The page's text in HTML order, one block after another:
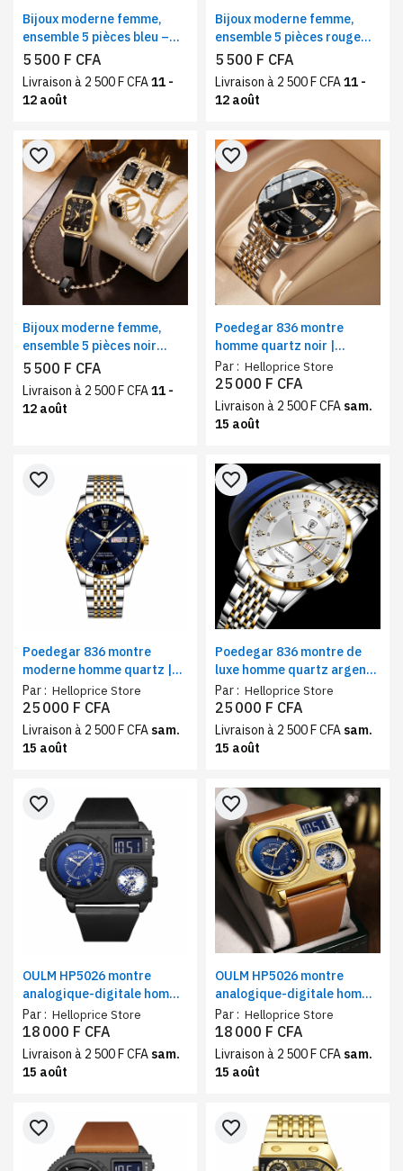
Bijoux moderne femme,
ensemble 5 pièces bleu –
montre à quartz, bracelet,
collier, boucles d’oreilles et
bague
5 500 F CFA
Livraison à 2 500 F CFA11 -
12 août
Bijoux moderne femme,
ensemble 5 pièces rouge
classique – montre à
quartz, bague, chaine,
boucles d’oreilles et
bracelet
5 500 F CFA
Livraison à 2 500 F CFA11 -
12 août
Bijoux moderne femme,
ensemble 5 pièces noir
élégant – montre à quartz,
bague, boucles d’oreilles,
chaine et bracelet
favorite_border
5 500 F CFA
Livraison à 2 500 F CFA11 -
12 août
Poedegar 836 montre
homme quartz noir |
bracelet acier inoxydable,
classique et vintage
Par : Helloprice Store
favorite_border
25 000 F CFA
Livraison à 2 500 F CFA sam.
15 août
Poedegar 836 montre
moderne homme quartz |
bracelet acier inoxydable,
design classique et
vintage, bleu
Par : Helloprice Store
favorite_border
25 000 F CFA
Livraison à 2 500 F CFA sam.
15 août
Poedegar 836 montre de
luxe homme quartz argent |
design classique et
vintage, bracelet acier
inoxydable
Par : Helloprice Store
favorite_border
25 000 F CFA
Livraison à 2 500 F CFA sam.
15 août
OULM HP5026 montre
analogique-digitale homme
noir – quartz, triple fuseau
horaire, style sport et luxe
Par : Helloprice Store
favorite_border
18 000 F CFA
Livraison à 2 500 F CFA sam.
15 août
OULM HP5026 montre
analogique-digitale homme
or – quartz, triple fuseau
horaire, bracelet cuir
Par : Helloprice Store
favorite_border
18 000 F CFA
Livraison à 2 500 F CFA sam.
15 août
favorite_border favorite_border